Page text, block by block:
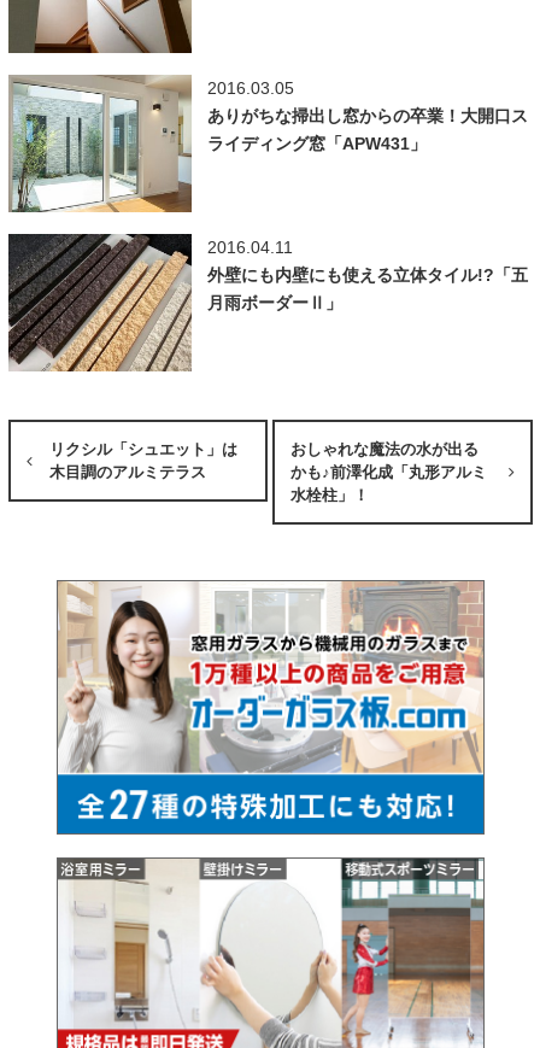
2016.03.05
ありがちな掃出し窓からの卒業！大開口ス
ライディング窓「APW431」
2016.04.11
外壁にも内壁にも使える立体タイル!?「五
月雨ボーダーⅡ」
リクシル「シュエット」は
木目調のアルミテラス
おしゃれな魔法の水が出る
かも♪前澤化成「丸形アルミ
水栓柱」！